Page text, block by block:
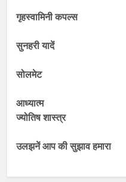
गृहस्वामिनी कपल्स
सुनहरी यादें
सोलमेट
आध्यात्म
ज्योतिष शास्त्र
उलझनें आप की सुझाव हमारा